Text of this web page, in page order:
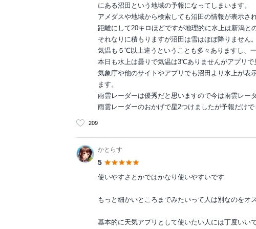
にある沼田という地域の予報になってしまいます。
アメダスや地域から検索しても沼田の情報が表示され
距離にして20キロほどですが地理的に水上は新潟
それなりに積もりますが沼田は雪はほぼ降りません。
気温も５℃以上違うということも多々ありますし、
本日も水上は曇りで気温は3℃ありませんがアプリで
気象庁や他のサイトやアプリでも沼田より水上が表
ます。
雨雲レーダーは優秀だと思いますので今は雨雲レー
雨雲レーダーのおかげで星2つけましたが予報だけで
209
かとらす
5
使いやすさとかではかなり使いやすいです
もっと細かいところまでみたいって人は別なのをオ
基本的に天気アプリとして使いたい人には丁度いい